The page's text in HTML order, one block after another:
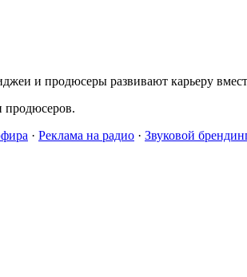
и продюсеры развивают карьеру
· Реклама на радио · Звуковой